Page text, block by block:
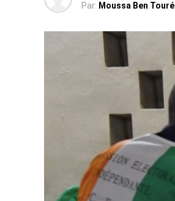
Par: Moussa Ben Touré